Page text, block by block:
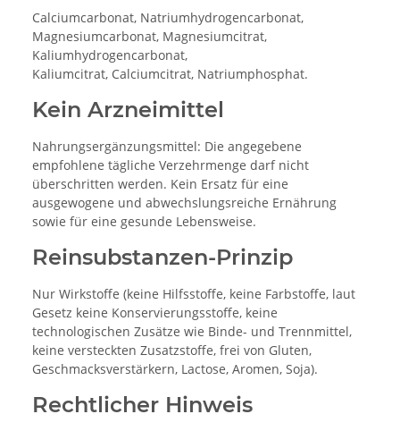
Calciumcarbonat, Natriumhydrogencarbonat,
Magnesiumcarbonat, Magnesiumcitrat,
Kaliumhydrogencarbonat,
Kaliumcitrat, Calciumcitrat, Natriumphosphat.
Kein Arzneimittel
Nahrungsergänzungsmittel: Die angegebene
empfohlene tägliche Verzehrmenge darf nicht
überschritten werden. Kein Ersatz für eine
ausgewogene und abwechslungsreiche Ernährung
sowie für eine gesunde Lebensweise.
Reinsubstanzen-Prinzip
Nur Wirkstoffe (keine Hilfsstoffe, keine Farbstoffe, laut
Gesetz keine Konservierungsstoffe, keine
technologischen Zusätze wie Binde- und Trennmittel,
keine versteckten Zusatzstoffe, frei von Gluten,
Geschmacksverstärkern, Lactose, Aromen, Soja).
Rechtlicher Hinweis